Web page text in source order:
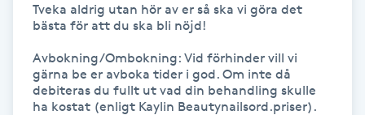
Gruppträning
Gua Sha-massage
Tveka aldrig utan hör av er så ska vi göra det
bästa för att du ska bli nöjd!
Avbokning/Ombokning: Vid förhinder vill vi
gärna be er avboka tider i god. Om inte då
debiteras du fullt ut vad din behandling skulle
ha kostat (enligt Kaylin Beautynailsord.priser).